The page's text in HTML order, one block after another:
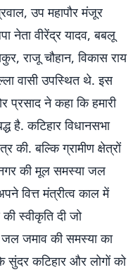
उप महापौर मंजूर
नेता वीरेंद्र यादव, बबलू
राजू चौहान, विकास राय
वासी उपस्थित थे. इस
प्रसाद ने कहा कि हमारी
है. कटिहार विधानसभा
की. बल्कि ग्रामीण क्षेत्रों
की मूल समस्या जल
वित्त मंत्रीत्व काल में
स्वीकृति दी जो
जल जमाव की समस्या का
सुंदर कटिहार और लोगों को